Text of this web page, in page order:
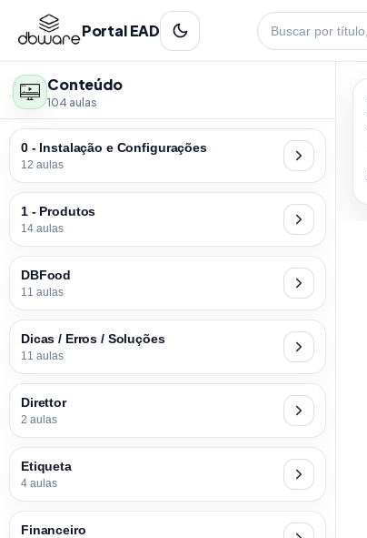
Portal EAD
Conteúdo
104 aulas
0 - Instalação e Configurações
12 aulas
1 - Produtos
14 aulas
DBFood
11 aulas
Dicas / Erros / Soluções
11 aulas
Direttor
2 aulas
Etiqueta
4 aulas
Financeiro